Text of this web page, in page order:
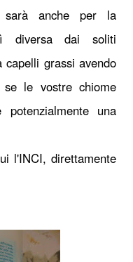
sarà anche per la
diversa dai soliti
grassi avendo
le vostre chiome
una
l'INCI, direttamente